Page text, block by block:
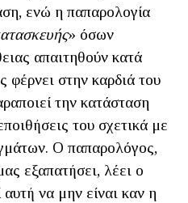
ενώ η παπαρολογία
» όσων
απαιτηθούν κατά
φέρνει στην καρδιά του
την κατάσταση
του σχετικά με
Ο παπαρολόγος,
εξαπατήσει, λέει ο
να μην είναι καν η